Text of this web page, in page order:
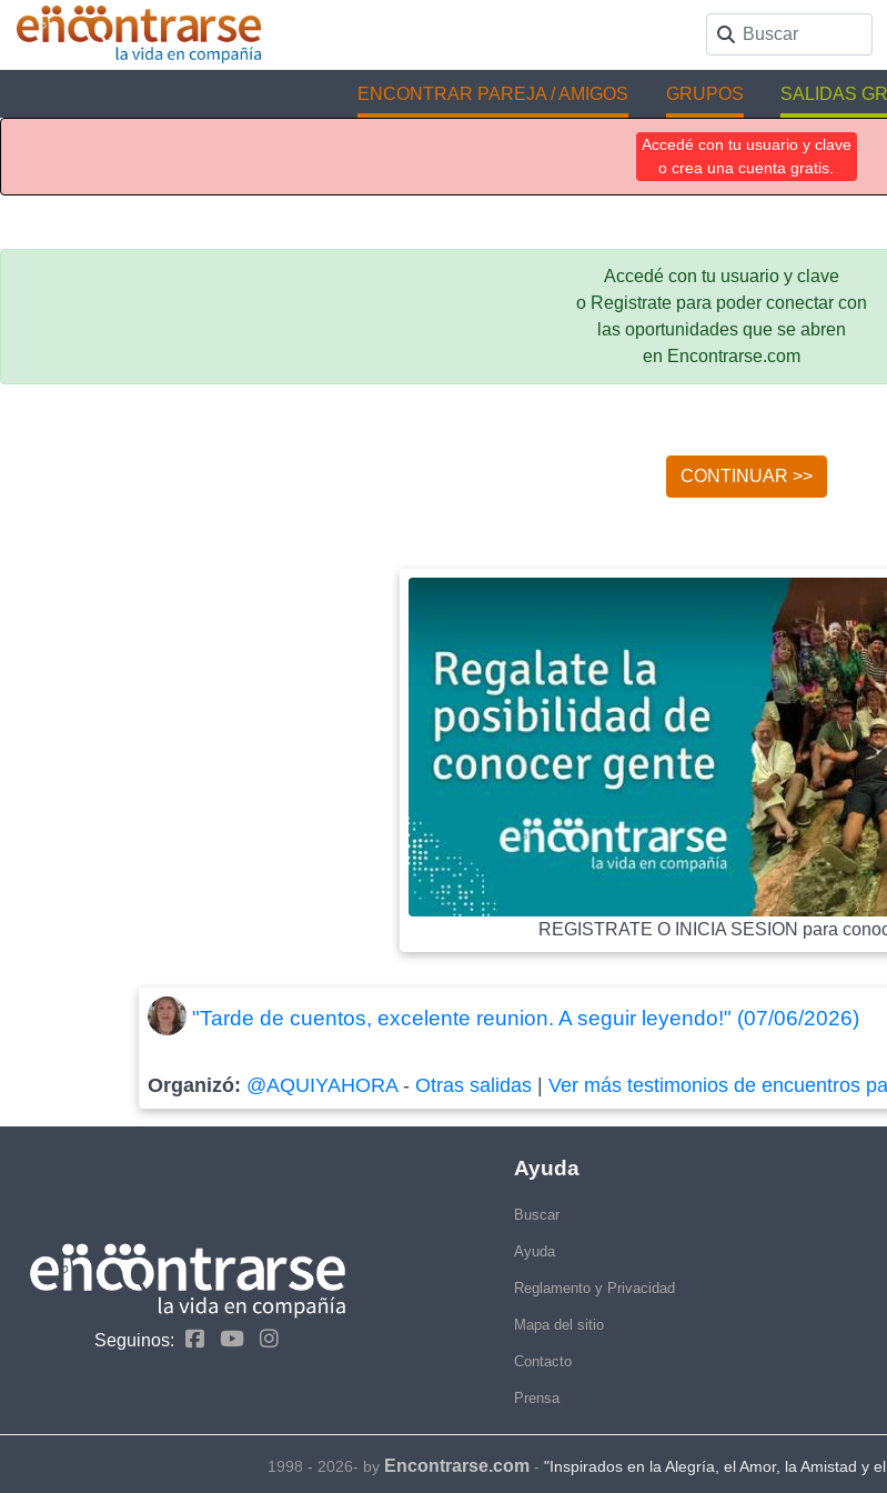
ENCONTRAR PAREJA / AMIGOS GRUPOS SALIDAS
Accedé con tu usuario y clave
o crea una cuenta gratis.
Accedé con tu usuario y clave
o Registrate para poder conectar con
las oportunidades que se abren
en Encontrarse.com
CONTINUAR >>
REGISTRATE O INICIA SESION para
"Tarde de cuentos, excelente reunion. A seguir leyendo!" (07/06/2026)
Organizó: @AQUIYAHORA-Otras salidas |Ver más testimonios de encuentros
Seguinos:
Ayuda
Buscar
Ayuda
Reglamento y Privacidad
Mapa del sitio
Contacto
Prensa
1998 - 2026- by Encontrarse.com- "Inspirados en la Alegría, el Amor, la Amistad y